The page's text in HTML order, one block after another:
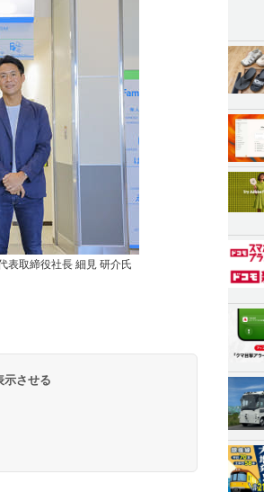
表取締役社長 細見 研介氏
示させる